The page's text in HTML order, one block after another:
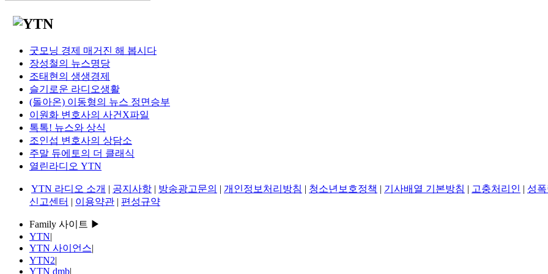
굿모닝 경제 매거진 해 봅시다
장성철의 뉴스명당
조태현의 생생경제
슬기로운 라디오생활
(돌아온) 이동형의 뉴스 정면승부
이원화 변호사의 사건X파일
톡톡! 뉴스와 상식
조인섭 변호사의 상담소
주말 듀에토의 더 클래식
열린라디오 YTN
YTN 라디오 소개 | 공지사항 | 방송광고문의 | 개인정보처리방침 | 청소년보호정책 | 기사배열 기본방침 | 고충처리인 | 성
신고센터 | 이용약관 | 편성규약
Family 사이트 ▶
YTN|
YTN 사이언스|
YTN2|
YTN dmb|